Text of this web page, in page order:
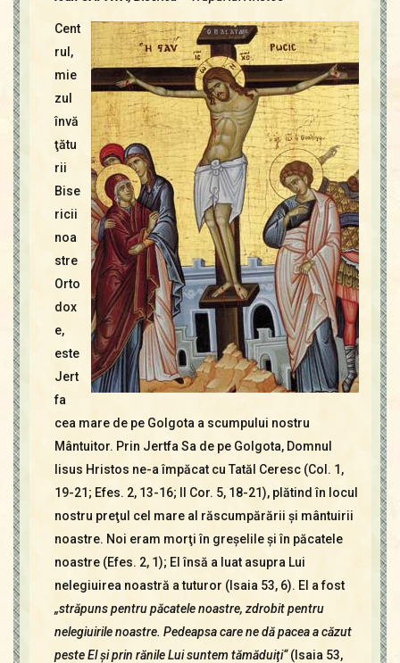
Cent
rul,
mie
zul
învă
ţătu
rii
Bise
ricii
noa
stre
Orto
dox
e,
este
Jert
fa
cea mare de pe Golgota a scumpului nostru
Mântuitor. Prin Jertfa Sa de pe Golgota, Domnul
Iisus Hristos ne-a împăcat cu Tatăl Ceresc (Col. 1,
19-21; Efes. 2, 13-16; II Cor. 5, 18-21), plătind în locul
nostru preţul cel mare al răscumpărării şi mântuirii
noastre. Noi eram morţi în greşelile şi în păcatele
noastre (Efes. 2, 1); El însă a luat asupra Lui
nelegiuirea noastră a tuturor (Isaia 53, 6). El a fost
„străpuns pentru păcatele noastre, zdrobit pentru
nelegiuirile noastre. Pedeapsa care ne dă pacea a căzut
peste El şi prin rănile Lui suntem tămăduiţi“(Isaia 53,